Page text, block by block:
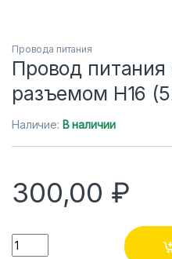
Провода питания
Провод питания
разъемом H16
Наличие: В наличии
300,00 ₽
Количество